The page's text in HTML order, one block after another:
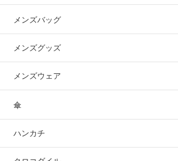
メンズバッグ
メンズグッズ
メンズウェア
傘
ハンカチ